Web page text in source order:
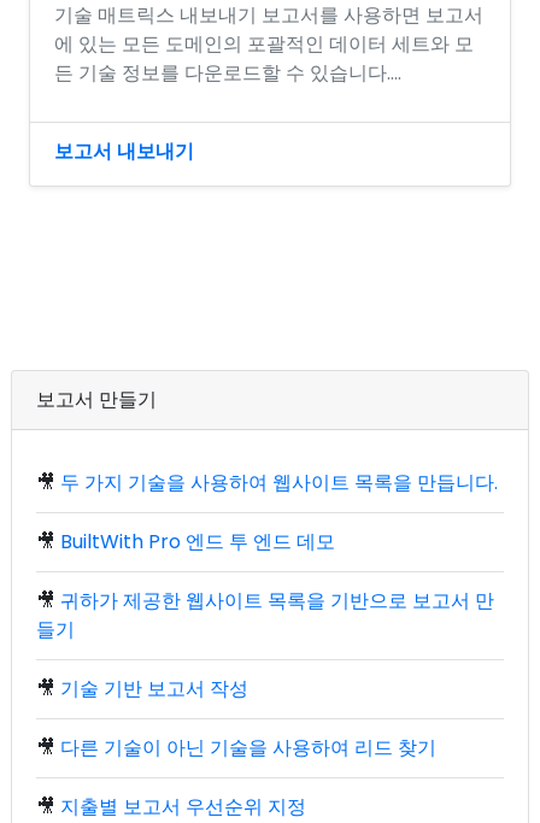
기술 매트릭스 내보내기 보고서를 사용하면 보고서
에 있는 모든 도메인의 포괄적인 데이터 세트와 모
든 기술 정보를 다운로드할 수 있습니다....
보고서 내보내기
보고서 만들기
🎥 두 가지 기술을 사용하여 웹사이트 목록을 만듭니다.
🎥 BuiltWith Pro 엔드 투 엔드 데모
🎥 귀하가 제공한 웹사이트 목록을 기반으로 보고서 만
들기
🎥 기술 기반 보고서 작성
🎥 다른 기술이 아닌 기술을 사용하여 리드 찾기
🎥 지출별 보고서 우선순위 지정